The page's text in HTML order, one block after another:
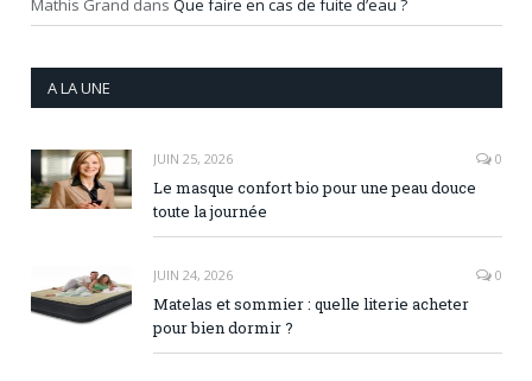
Mathis Grand dans Que faire en cas de fuite d’eau ?
A LA UNE
JUIN 25, 2026 0
Le masque confort bio pour une peau douce
toute la journée
JUIN 24, 2026 0
Matelas et sommier : quelle literie acheter
pour bien dormir ?